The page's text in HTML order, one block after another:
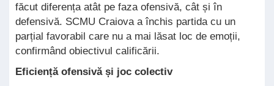
făcut diferența atât pe faza ofensivă, cât și în
defensivă. SCMU Craiova a închis partida cu un
parțial favorabil care nu a mai lăsat loc de emoții,
confirmând obiectivul calificării.
Eficiență ofensivă și joc colectiv